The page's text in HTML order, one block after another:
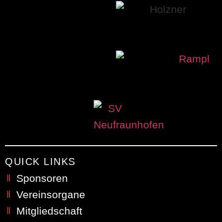
QUICK LINKS
Sponsoren
Vereinsorgane
Mitgliedschaft